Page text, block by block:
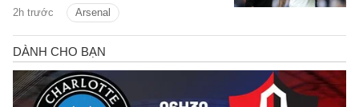
2h trước Arsenal
tin bóng đá sáng 31/7.